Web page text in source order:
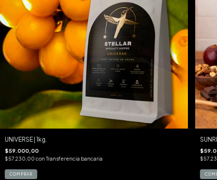
UNIVERSE | 1kg.
$59.000,00
$57.230,00con Transferencia bancaria
COMPRAR